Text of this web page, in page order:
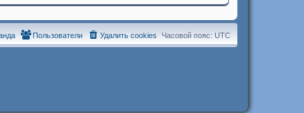
Часовой пояс: UTC
Удалить cookies
Пользователи